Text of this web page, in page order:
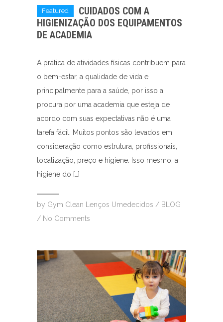
Featured
CUIDADOS COM A
HIGIENIZAÇÃO DOS EQUIPAMENTOS
DE ACADEMIA
A prática de atividades físicas contribuem para
o bem-estar, a qualidade de vida e
principalmente para a saúde, por isso a
procura por uma academia que esteja de
acordo com suas expectativas não é uma
tarefa fácil. Muitos pontos são levados em
consideração como estrutura, profissionais,
localização, preço e higiene. Isso mesmo, a
higiene do […]
by Gym Clean Lenços Umedecidos / BLOG
/ No Comments